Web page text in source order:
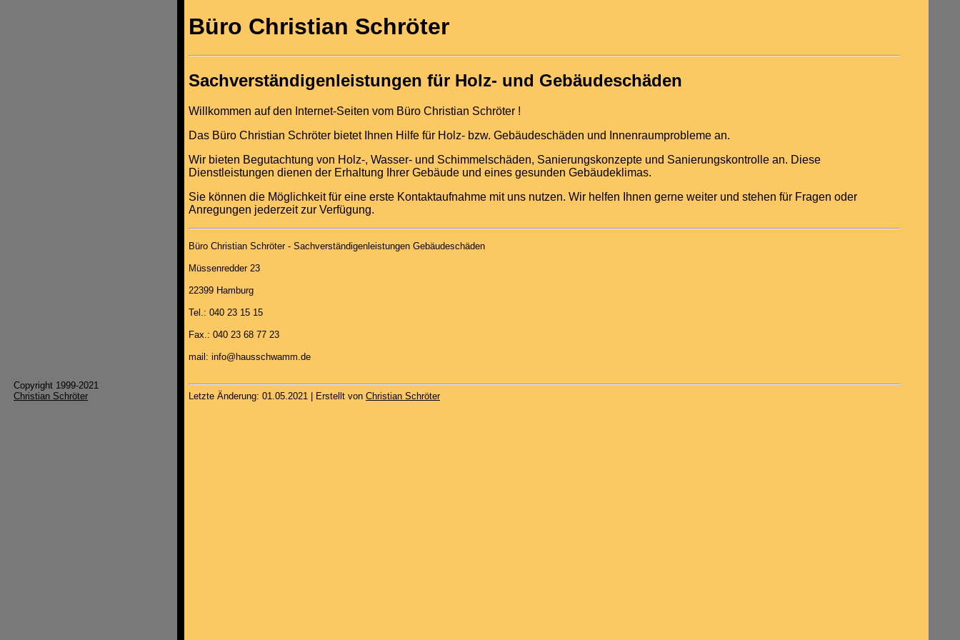
Büro Christian Schröter
Sachverständigenleistungen für Holz- und Gebäudeschäden
Willkommen auf den Internet-Seiten vom Büro Christian Schröter !
Das Büro Christian Schröter bietet Ihnen Hilfe für Holz- bzw. Gebäudeschäden und Innenraumprobleme an.
Wir bieten Begutachtung von Holz-, Wasser- und Schimmelschäden, Sanierungskonzepte und Sanierungskontrolle an. Diese
Dienstleistungen dienen der Erhaltung Ihrer Gebäude und eines gesunden Gebäudeklimas.
Sie können die Möglichkeit für eine erste Kontaktaufnahme mit uns nutzen. Wir helfen Ihnen gerne weiter und stehen für Fragen oder
Anregungen jederzeit zur Verfügung.
Büro Christian Schröter - Sachverständigenleistungen Gebäudeschäden
Müssenredder 23
22399 Hamburg
Tel.: 040 23 15 15
Fax.: 040 23 68 77 23
mail: info@hausschwamm.de
Copyright 1999-2021
Christian Schröter
Letzte Änderung: 01.05.2021 | Erstellt von Christian Schröter